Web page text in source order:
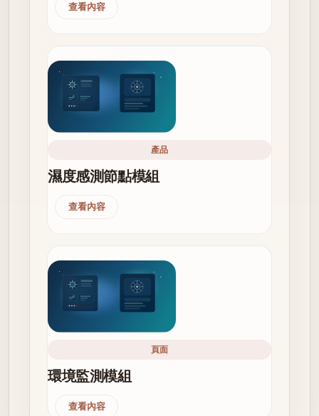
查看內容
產品
濕度感測節點模組
查看內容
頁面
環境監測模組
查看內容